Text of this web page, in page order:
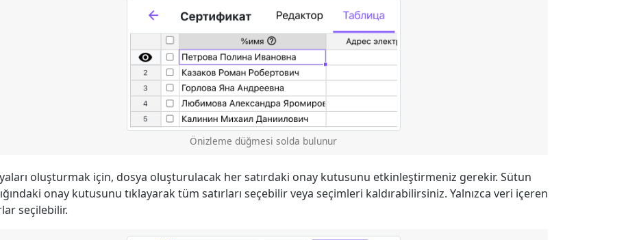
Önizleme düğmesi solda bulunur
oluşturmak için, dosya oluşturulacak her satırdaki onay kutusunu etkinleştirmeniz gerekir. Sütun
onay kutusunu tıklayarak tüm satırları seçebilir veya seçimleri kaldırabilirsiniz. Yalnızca veri içeren
seçilebilir.